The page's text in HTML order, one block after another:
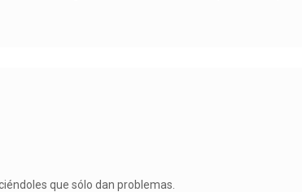
que sólo dan problemas.